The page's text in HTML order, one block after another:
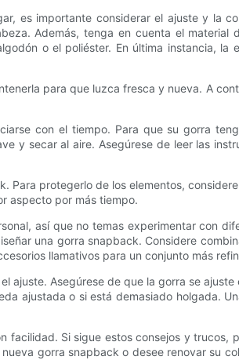
es importante considerar el ajuste y la
Además, tenga en cuenta el material
o el poliéster. En última instancia, la
para que luzca fresca y nueva. A
con el tiempo. Para que su gorra
y secar al aire. Asegúrese de leer las
Para protegerlo de los elementos,
aspecto por más tiempo.
así que no temas experimentar con
una gorra snapback. Considere
llamativos para un conjunto más
Asegúrese de que la gorra se
ajustada o si está demasiado holgada.
Si sigue estos consejos y trucos,
gorra snapback o desee renovar su